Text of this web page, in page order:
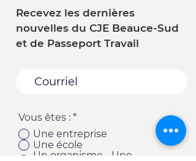
Recevez les dernières
nouvelles du CJE Beauce-Sud
et de Passeport Travail
Vous êtes : *
Une entreprise
Une école
Un organisme - Une